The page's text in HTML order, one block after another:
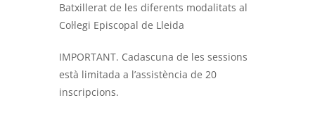
Batxillerat de les diferents modalitats al
Col·legi Episcopal de Lleida
IMPORTANT. Cadascuna de les sessions
està limitada a l’assistència de 20
inscripcions.